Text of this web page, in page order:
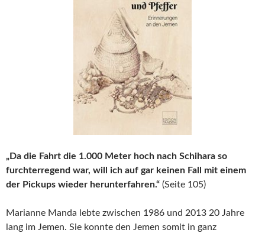
„Da die Fahrt die 1.000 Meter hoch nach Schihara so
furchterregend war, will ich auf gar keinen Fall mit einem
der Pickups wieder herunterfahren.“ (Seite 105)
Marianne Manda lebte zwischen 1986 und 2013 20 Jahre
lang im Jemen. Sie konnte den Jemen somit in ganz